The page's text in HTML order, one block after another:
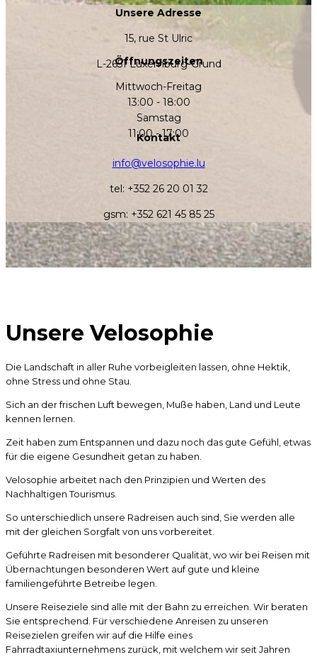
Unsere Adresse
15, rue St Ulric
L-2651 Luxemburg-Grund
Öffnungszeiten
Mittwoch-Freitag
13:00 - 18:00
Samstag
11:00 - 17:00
Kontakt
info@velosophie.lu
tel: +352 26 20 01 32
gsm: +352 621 45 85 25
Unsere Velosophie
Die Landschaft in aller Ruhe vorbeigleiten lassen, ohne Hektik,
ohne Stress und ohne Stau.
Sich an der frischen Luft bewegen, Muße haben, Land und Leute
kennen lernen.
Zeit haben zum Entspannen und dazu noch das gute Gefühl, etwas
für die eigene Gesundheit getan zu haben.
Velosophie arbeitet nach den Prinzipien und Werten des
Nachhaltigen Tourismus.
So unterschiedlich unsere Radreisen auch sind, Sie werden alle
mit der gleichen Sorgfalt von uns vorbereitet.
Geführte Radreisen mit besonderer Qualität, wo wir bei Reisen mit
Übernachtungen besonderen Wert auf gute und kleine
familiengeführte Betreibe legen.
Unsere Reiseziele sind alle mit der Bahn zu erreichen. Wir beraten
Sie entsprechend. Für verschiedene Anreisen zu unseren
Reisezielen greifen wir auf die Hilfe eines
Fahrradtaxiunternehmens zurück, mit welchem wir seit Jahren